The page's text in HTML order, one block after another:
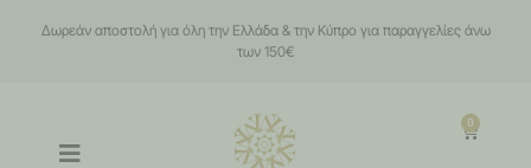
Δωρεάν αποστολή για όλη την Ελλάδα & την Κύπρο για παραγγελίες άνω
των 150€
0